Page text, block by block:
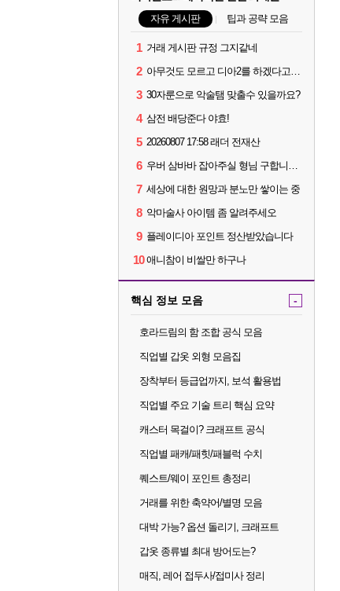
자유 게시판 팁과 공략 모음
1 거래 게시판 규정 그지같네
2 아무것도 모르고 디아2를 하겠다고요???
3 30자룬으로 악술탬 맞출수 있을까요?
4 삼전 배당준다 야효!
5 20260807 17:58 래더 전재산
6 우버 삼바바 잡아주실 형님 구합니다..
7 세상에 대한 원망과 분노만 쌓이는 중
8 악마술사 아이템 좀 알려주세오
9 플레이디아 포인트 정산받았습니다
10 애니참이 비쌀만 하구나
핵심 정보 모음 -
호라드림의 함 조합 공식 모음
직업별 갑옷 외형 모음집
장착부터 등급업까지, 보석 활용법
직업별 주요 기술 트리 핵심 요약
캐스터 목걸이? 크래프트 공식
직업별 패캐/패힛/패블럭 수치
퀘스트/웨이 포인트 총정리
거래를 위한 축약어/별명 모음
대박 가능? 옵션 돌리기, 크래프트
갑옷 종류별 최대 방어도는?
매직, 레어 접두사/접미사 정리